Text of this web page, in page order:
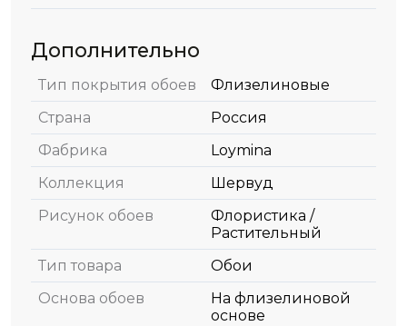
Дополнительно
Тип покрытия обоев
Флизелиновые
Страна
Россия
Фабрика
Loymina
Коллекция
Шервуд
Рисунок обоев
Флористика /
Растительный
Тип товара
Обои
Основа обоев
На флизелиновой
основе